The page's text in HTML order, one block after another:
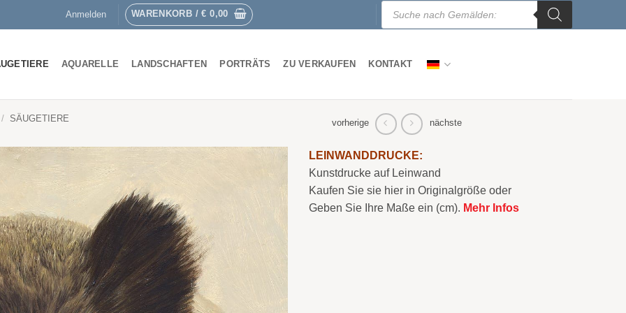
Anmelden WARENKORB /€ 0,00
Products
search
AQUARELLE LANDSCHAFTEN PORTRÄTS ZU VERKAUFEN KONTAKT
/ SÄUGETIERE vorherige nächste
LEINWANDDRUCKE:
Kunstdrucke auf Leinwand
Kaufen Sie sie hier in Originalgröße oder
Geben Sie Ihre Maße ein (cm). Mehr Infos